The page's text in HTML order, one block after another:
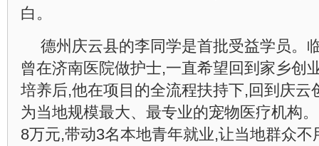
白。
德州庆云县的李同学是首批受益学员。
曾在济南医院做护士,一直希望回到家乡创
培养后,他在项目的全流程扶持下,回到庆云
为当地规模最大、最专业的宠物医疗机构
8万元,带动3名本地青年就业,让当地群众